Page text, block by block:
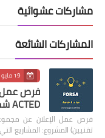
مشاركات عشوائية
المشاركات الشائعة
19 مايو 2022
فرص عمل
ACTED شمال سوريا
فرص عمل الإعلان عن
تقنيين) المشروع: المشاريع